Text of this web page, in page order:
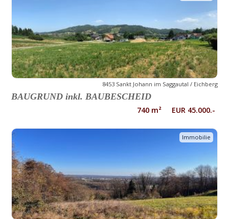
8453 Sankt Johann im Saggautal / Eichberg
BAUGRUND inkl. BAUBESCHEID
740 m² EUR 45.000.-
Immobilie